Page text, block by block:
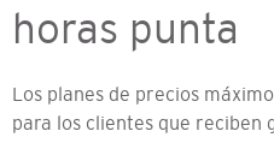
horas punta
Los planes de precios
para los clientes que reciben